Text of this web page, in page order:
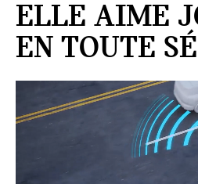
ELLE AIME
EN TOUTE